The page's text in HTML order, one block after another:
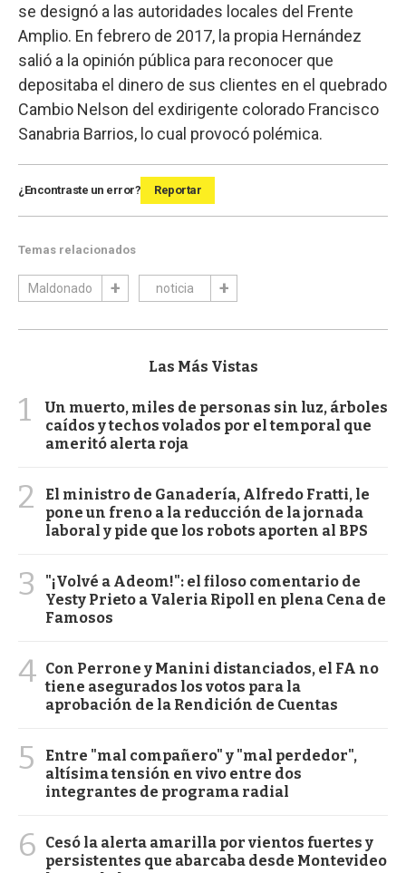
se designó a las autoridades locales del Frente
Amplio. En febrero de 2017, la propia Hernández
salió a la opinión pública para reconocer que
depositaba el dinero de sus clientes en el quebrado
Cambio Nelson del exdirigente colorado Francisco
Sanabria Barrios, lo cual provocó polémica.
¿Encontraste un error? Reportar
Temas relacionados
Maldonado noticia
Las Más Vistas
1
Un muerto, miles de personas sin luz, árboles
caídos y techos volados por el temporal que
ameritó alerta roja
2
El ministro de Ganadería, Alfredo Fratti, le
pone un freno a la reducción de la jornada
laboral y pide que los robots aporten al BPS
3
"¡Volvé a Adeom!": el filoso comentario de
Yesty Prieto a Valeria Ripoll en plena Cena de
Famosos
4 Con Perrone y Manini distanciados, el FA no
tiene asegurados los votos para la
aprobación de la Rendición de Cuentas
5
Entre "mal compañero" y "mal perdedor",
altísima tensión en vivo entre dos
integrantes de programa radial
6
Cesó la alerta amarilla por vientos fuertes y
persistentes que abarcaba desde Montevideo